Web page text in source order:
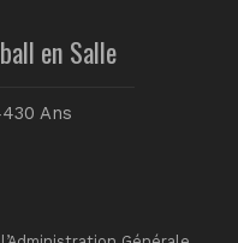
en Salle
Ans